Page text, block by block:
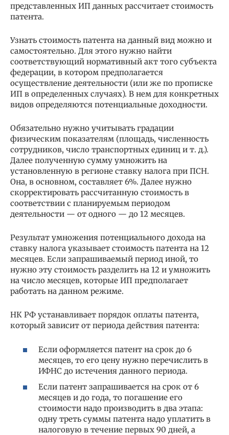
представленных ИП данных рассчитает стоимость
патента.
Узнать стоимость патента на данный вид можно и
самостоятельно. Для этого нужно найти
соответствующий нормативный акт того субъекта
федерации, в котором предполагается
осуществление деятельности (или же по прописке
ИП в определенных случаях). В нем для конкретных
видов определяются потенциальные доходности.
Обязательно нужно учитывать градации
физическим показателям (площадь, численность
сотрудников, число транспортных единиц и т. д.).
Далее полученную сумму умножить на
установленную в регионе ставку налога при ПСН.
Она, в основном, составляет 6%. Далее нужно
скорректировать рассчитанную стоимость в
соответствии с планируемым периодом
деятельности — от одного — до 12 месяцев.
Результат умножения потенциального дохода на
ставку налога указывает стоимость патента на 12
месяцев. Если запрашиваемый период иной, то
нужно эту стоимость разделить на 12 и умножить
на число месяцев, которые ИП предполагает
работать на данном режиме.
НК РФ устанавливает порядок оплаты патента,
который зависит от периода действия патента:
Если оформляется патент на срок до 6
месяцев, то его цену нужно перечислить в
ИФНС до истечения данного периода.
Если патент запрашивается на срок от 6
месяцев и до года, то погашение его
стоимости надо производить в два этапа:
одну треть суммы патента надо уплатить в
налоговую в течение первых 90 дней, а